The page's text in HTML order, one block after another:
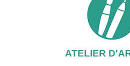
ATELIER